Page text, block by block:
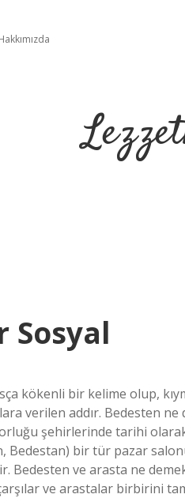
Sosyal
kökenli bir kelime olup,
verilen addır. Bedesten
şehirlerinde tarihi
bir tür pazar
ve arasta ne
ve arastalar birbirini